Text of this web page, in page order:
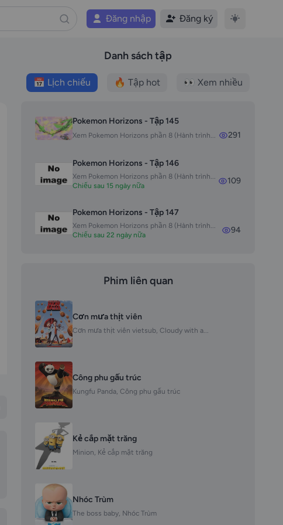
Đăng nhập Đăng ký
Danh sách tập
📅 Lịch chiếu 🔥 Tập hot 👀 Xem nhiều
Pokemon Horizons - Tập 145
Xem Pokemon Horizons phần 8 (Hành trình... 291
Pokemon Horizons - Tập 146
Xem Pokemon Horizons phần 8 (Hành trình...
Chiếu sau 15 ngày nữa
109
Pokemon Horizons - Tập 147
Xem Pokemon Horizons phần 8 (Hành trình...
Chiếu sau 22 ngày nữa
94
Phim liên quan
Cơn mưa thịt viên
Cơn mưa thịt viên vietsub, Cloudy with a...
Công phu gấu trúc
Kungfu Panda, Công phu gấu trúc
Kẻ cắp mặt trăng
Minion, Kẻ cắp mặt trăng
Nhóc Trùm
The boss baby, Nhóc Trùm